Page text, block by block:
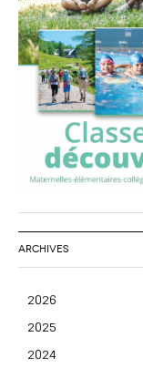
ARCHIVES
2026
2025
2024